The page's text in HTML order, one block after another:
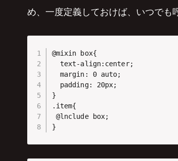
め、一度定義しておけば、いつでも
@mixin box{
  text-align:center;
  margin: 0 auto;
  padding: 20px;
}
.item{
@lnclude box;
}